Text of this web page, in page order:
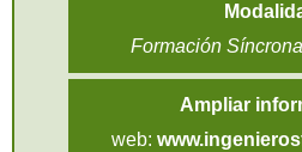
Formación
Ampliar
web: